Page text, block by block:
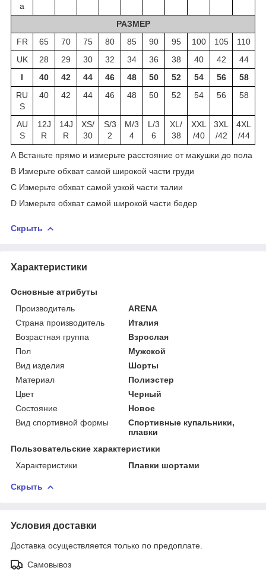
а
РАЗМЕР
FR
65 70 75 80 85 90 95 100 105
110
UK
28 29 30 32 34 36 38 40 42
44
I
40 42 44 46 48 50 52 54 56
58
RU
S
40 42 44 46 48 50 52 54 56 58
AU
S
12J
R
14J
R
XS/
30
S/3
2
M/3
4
L/3
6
XL/
38
XXL
/40
3XL
/42
4XL
/44
A Встаньте прямо и измерьте расстояние от макушки до пола
B Измерьте обхват самой широкой части груди
C Измерьте обхват самой узкой части талии
D Измерьте обхват самой широкой части бедер
Скрыть
Характеристики
Основные атрибуты
Производитель
ARENA
Страна производитель
Италия
Возрастная группа
Взрослая
Пол
Мужской
Вид изделия
Шорты
Материал
Полиэстер
Цвет
Черный
Состояние
Новое
Вид спортивной формы
Спортивные купальники,
плавки
Пользовательские характеристики
Характеристики
Плавки шортами
Скрыть
Условия доставки
Доставка осуществляется только по предоплате.
Самовывоз